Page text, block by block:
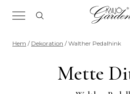
Sök efter valfri
kategori
Hem / Dekoration / Walther Pedalhink
Mette